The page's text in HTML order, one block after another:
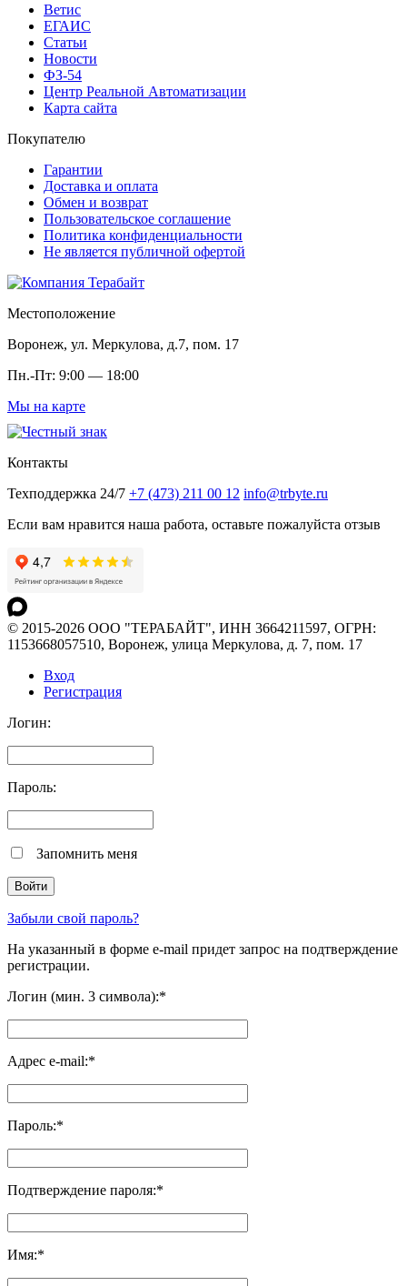
Ветис
ЕГАИС
Статьи
Новости
ФЗ-54
Центр Реальной Автоматизации
Карта сайта
Покупателю
Гарантии
Доставка и оплата
Обмен и возврат
Пользовательское соглашение
Политика конфиденциальности
Не является публичной офертой
Местоположение
Воронеж, ул. Меркулова, д.7, пом. 17
Пн.-Пт: 9:00 — 18:00
Мы на карте
Контакты
Техподдержка 24/7 +7 (473) 211 00 12 info@trbyte.ru
Если вам нравится наша работа, оставьте пожалуйста отзыв
© 2015-2026 ООО "ТЕРАБАЙТ", ИНН 3664211597, ОГРН:
1153668057510, Воронеж, улица Меркулова, д. 7, пом. 17
Вход
Регистрация
Логин:
Пароль:
Запомнить меня
Забыли свой пароль?
На указанный в форме e-mail придет запрос на подтверждение
регистрации.
Логин (мин. 3 символа):*
Адрес e-mail:*
Пароль:*
Подтверждение пароля:*
Имя:*